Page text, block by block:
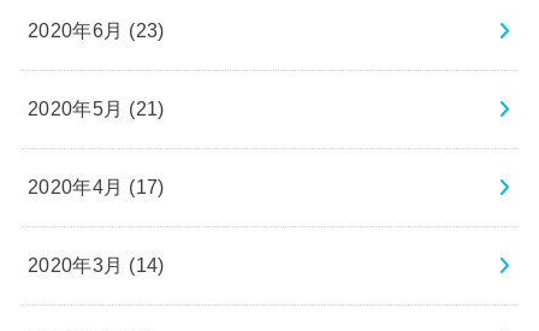
2020年6月 (23)
2020年5月 (21)
2020年4月 (17)
2020年3月 (14)